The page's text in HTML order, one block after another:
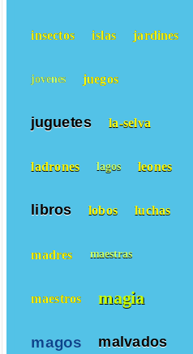
insectos islas jardines
jovenes juegos
juguetes la-selva
ladrones lagos leones
libros lobos luchas
madres maestras
maestros magia
magos malvados